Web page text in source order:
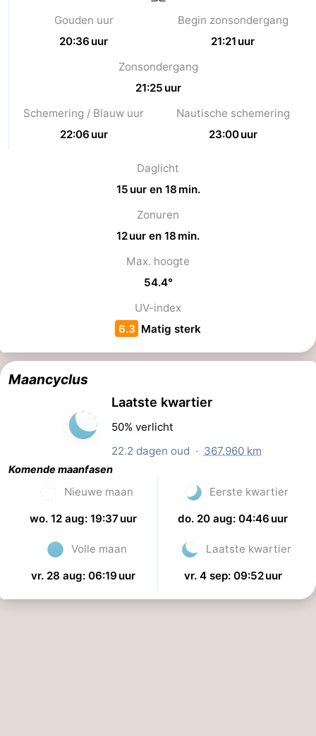
Gouden uur
20:36 uur
Begin zonsondergang
21:21 uur
Zonsondergang
21:25 uur
Schemering / Blauw uur
22:06 uur
Nautische schemering
23:00 uur
Daglicht
15 uur en 18 min.
Zonuren
12 uur en 18 min.
Max. hoogte
54.4°
UV-index
6.3 Matig sterk
Maancyclus
Laatste kwartier
50% verlicht
22.2 dagen oud · 367.960 km
Komende maanfasen
Nieuwe maan
wo. 12 aug: 19:37 uur
Eerste kwartier
do. 20 aug: 04:46 uur
Volle maan
vr. 28 aug: 06:19 uur
Laatste kwartier
vr. 4 sep: 09:52 uur